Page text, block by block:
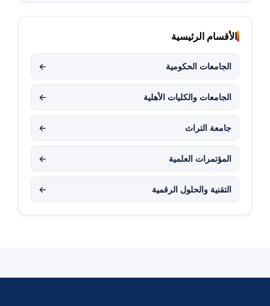
الأقسام الرئيسية
الجامعات الحكومية ←
الجامعات والكليات الأهلية ←
جامعة التراث ←
المؤتمرات العلمية ←
التقنية والحلول الرقمية ←